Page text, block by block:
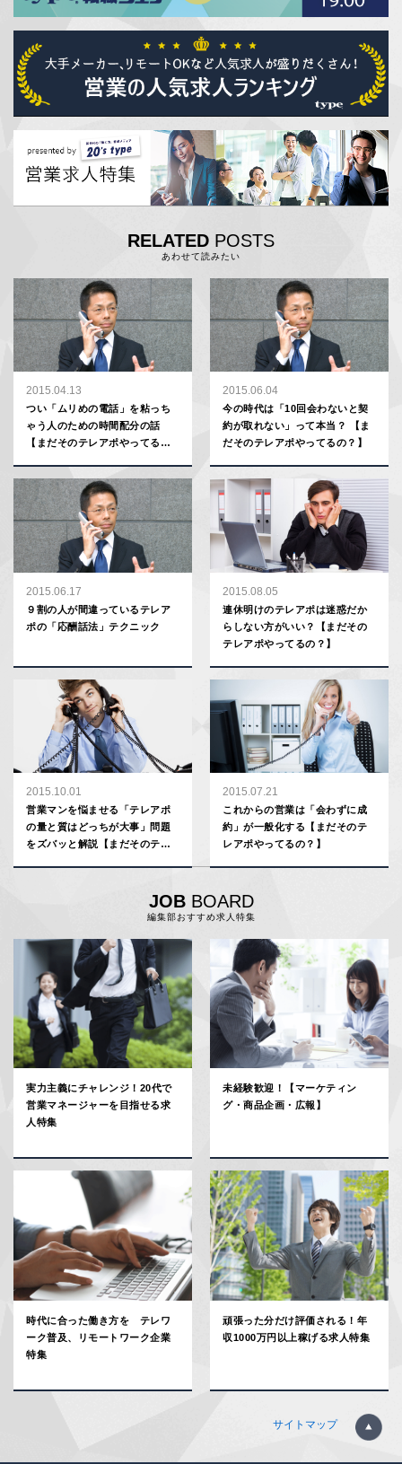
RELATED POSTS
あわせて読みたい
2015.04.13
つい「ムリめの電話」を粘っち
ゃう人のための時間配分の話
【まだそのテレアポやってる
2015.06.04
今の時代は「10回会わないと契
約が取れない」って本当？ 【ま
だそのテレアポやってるの？】
2015.06.17
９割の人が間違っているテレア
ポの「応酬話法」テクニック
2015.08.05
連休明けのテレアポは迷惑だか
らしない方がいい？【まだその
テレアポやってるの？】
2015.10.01
営業マンを悩ませる「テレアポ
の量と質はどっちが大事」問題
をズバッと解説【まだそのテレ
2015.07.21
これからの営業は「会わずに成
約」が一般化する【まだそのテ
レアポやってるの？】
JOBBOARD
編集部おすすめ求人特集
実力主義にチャレンジ！20代で
営業マネージャーを目指せる求
人特集
未経験歓迎！【マーケティン
グ・商品企画・広報】
時代に合った働き方を テレワ
ーク普及、リモートワーク企業
特集
頑張った分だけ評価される！年
収1000万円以上稼げる求人特集
サイトマップ